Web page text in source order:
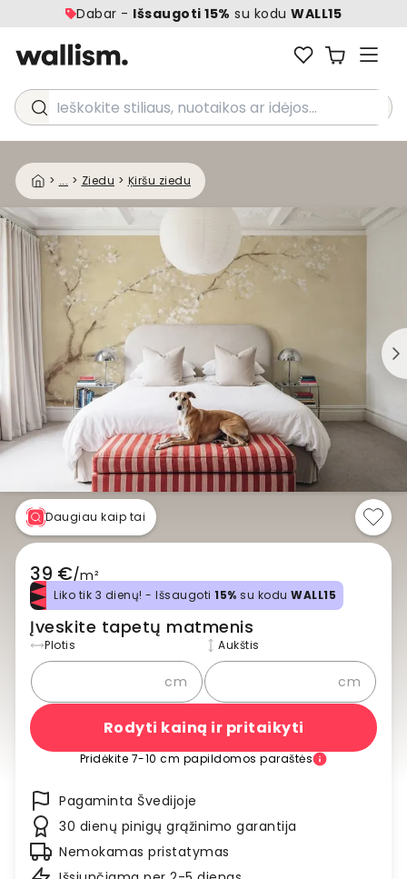
Dabar - Išsaugoti 15% su kodu WALL15
Ieškokite stiliaus, nuotaikos ar idėjos...
> ... > Ziedu > Ķiršu ziedu
Daugiau kaip tai
39 €/m²
Liko tik 3 dienų! - Išsaugoti 15% su kodu WALL15
Įveskite tapetų matmenis
Plotis
cm
Aukštis
cm
Rodyti kainą ir pritaikyti
Pridėkite 7-10 cm papildomos paraštės
Pagaminta Švedijoje
30 dienų pinigų grąžinimo garantija
Nemokamas pristatymas